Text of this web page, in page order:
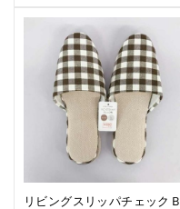
リビングスリッパチェックＢ